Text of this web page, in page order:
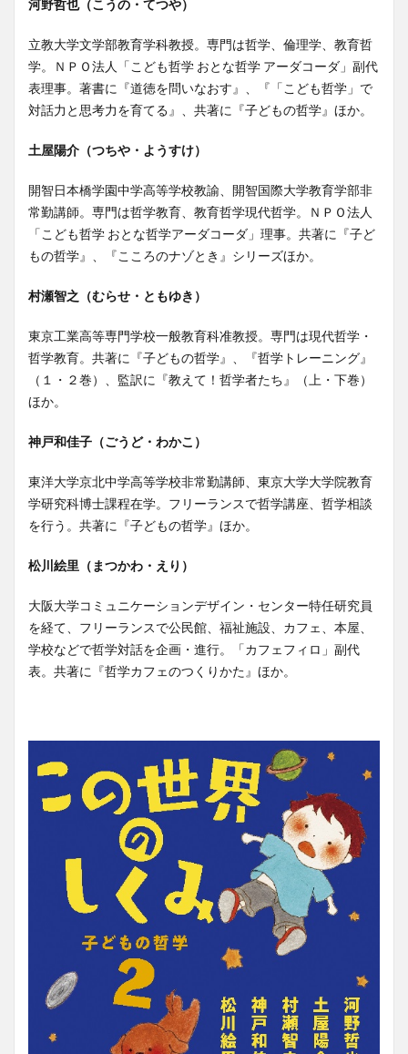
河野哲也（こうの・てつや）
立教大学文学部教育学科教授。専門は哲学、倫理学、教育哲
学。ＮＰＯ法人「こども哲学 おとな哲学 アーダコーダ」副代
表理事。著書に『道徳を問いなおす』、『「こども哲学」で
対話力と思考力を育てる』、共著に『子どもの哲学』ほか。
土屋陽介（つちや・ようすけ）
開智日本橋学園中学高等学校教諭、開智国際大学教育学部非
常勤講師。専門は哲学教育、教育哲学現代哲学。ＮＰＯ法人
「こども哲学 おとな哲学アーダコーダ」理事。共著に『子ど
もの哲学』、『こころのナゾとき』シリーズほか。
村瀬智之（むらせ・ともゆき）
東京工業高等専門学校一般教育科准教授。専門は現代哲学・
哲学教育。共著に『子どもの哲学』、『哲学トレーニング』
（１・２巻）、監訳に『教えて！哲学者たち』（上・下巻）
ほか。
神戸和佳子（ごうど・わかこ）
東洋大学京北中学高等学校非常勤講師、東京大学大学院教育
学研究科博士課程在学。フリーランスで哲学講座、哲学相談
を行う。共著に『子どもの哲学』ほか。
松川絵里（まつかわ・えり）
大阪大学コミュニケーションデザイン・センター特任研究員
を経て、フリーランスで公民館、福祉施設、カフェ、本屋、
学校などで哲学対話を企画・進行。「カフェフィロ」副代
表。共著に『哲学カフェのつくりかた』ほか。